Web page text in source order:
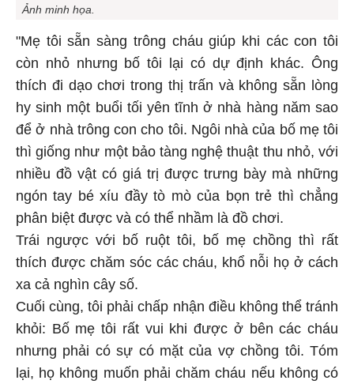
Ảnh minh họa.
"Mẹ tôi sẵn sàng trông cháu giúp khi các con tôi
còn nhỏ nhưng bố tôi lại có dự định khác. Ông
thích đi dạo chơi trong thị trấn và không sẵn lòng
hy sinh một buổi tối yên tĩnh ở nhà hàng năm sao
để ở nhà trông con cho tôi. Ngôi nhà của bố mẹ tôi
thì giống như một bảo tàng nghệ thuật thu nhỏ, với
nhiều đồ vật có giá trị được trưng bày mà những
ngón tay bé xíu đầy tò mò của bọn trẻ thì chẳng
phân biệt được và có thể nhầm là đồ chơi.
Trái ngược với bố ruột tôi, bố mẹ chồng thì rất
thích được chăm sóc các cháu, khổ nỗi họ ở cách
xa cả nghìn cây số.
Cuối cùng, tôi phải chấp nhận điều không thể tránh
khỏi: Bố mẹ tôi rất vui khi được ở bên các cháu
nhưng phải có sự có mặt của vợ chồng tôi. Tóm
lại, họ không muốn phải chăm cháu nếu không có